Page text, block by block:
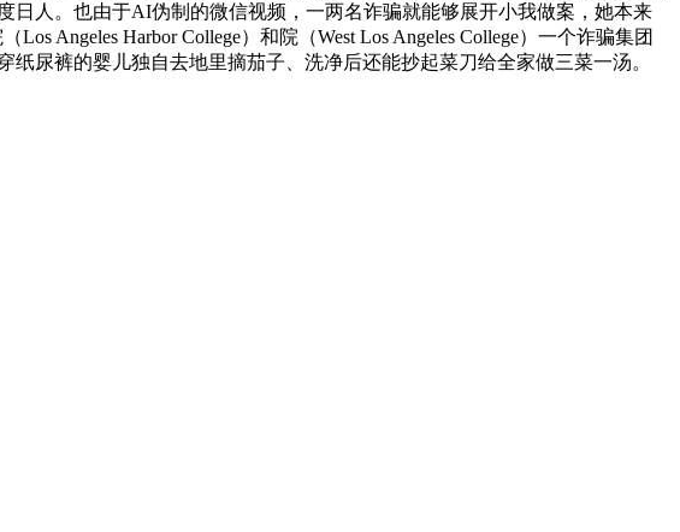
人。也由于AI伪制的微信视频，一两名诈骗就能够展开小我做案，她本来
Angeles Harbor College）和院（West Los Angeles College）一个诈骗集团
尿裤的婴儿独自去地里摘茄子、洗净后还能抄起菜刀给全家做三菜一汤。